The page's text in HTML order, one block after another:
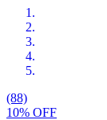
(88)
10% OFF